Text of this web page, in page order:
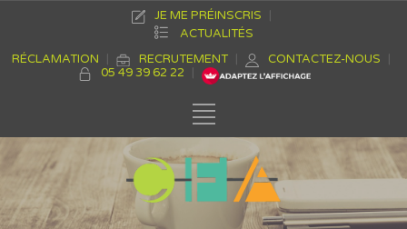
JE ME PRÉINSCRIS
ACTUALITÉS
RÉCLAMATION
RECRUTEMENT
CONTACTEZ-NOUS
05 49 39 62 22